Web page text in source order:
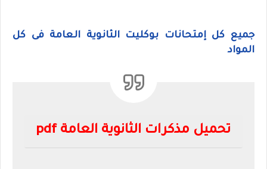
جميع كل إمتحانات بوكليت الثانوية العامة فى كل
المواد
تحميل مذكرات الثانوية العامة pdf